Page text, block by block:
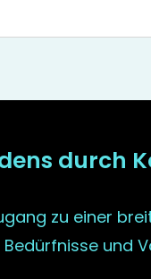
durch
zu einer
und